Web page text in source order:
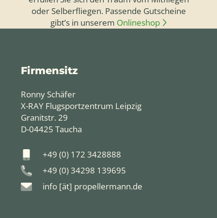
oder Selberfliegen. Passende Gutscheine
gibt’s in unserem Onlineshop
Firmensitz
Ronny Schäfer
X-RAY Flugsportzentrum Leipzig
Granitstr. 29
D-04425 Taucha
+49 (0) 172 3428888
+49 (0) 34298 139695
info [ät] propellermann.de